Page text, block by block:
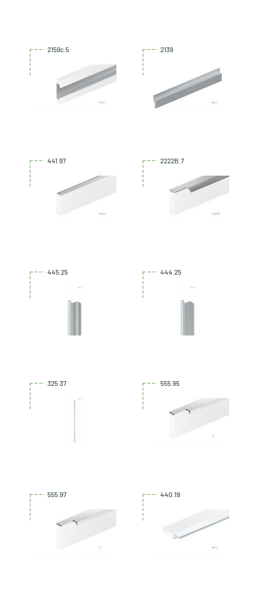
2159c.5 2139
441.97 2222B.7
445.25 444.25
325.37 555.95
555.97 440.19